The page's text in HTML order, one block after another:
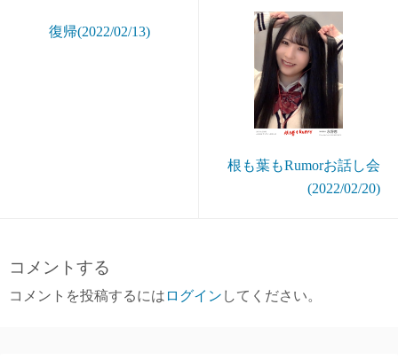
復帰(2022/02/13)
根も葉もRumorお話し会
(2022/02/20)
コメントする
コメントを投稿するには ログイン してください。